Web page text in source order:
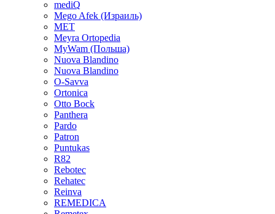
mediQ
Mego Afek (Израиль)
MET
Meyra Ortopedia
MyWam (Польша)
Nuova Blandino
Nuova Blandino
O-Savva
Ortonica
Otto Bock
Panthera
Pardo
Patron
Puntukas
R82
Rebotec
Rehatec
Reinva
REMEDICA